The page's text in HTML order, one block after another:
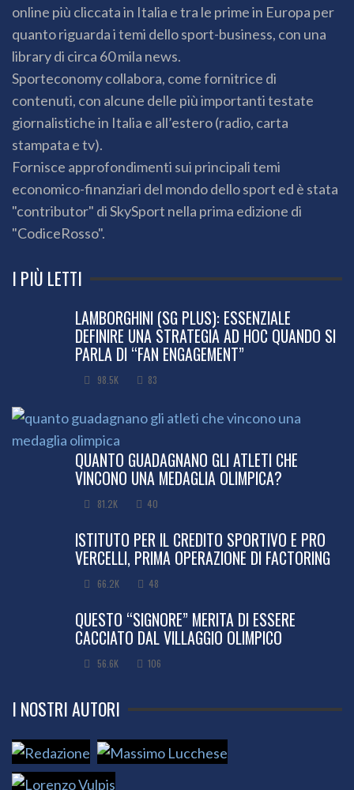
online più cliccata in Italia e tra le prime in Europa per
quanto riguarda i temi dello sport-business, con una
library di circa 60 mila news.
Sporteconomy collabora, come fornitrice di
contenuti, con alcune delle più importanti testate
giornalistiche in Italia e all’estero (radio, carta
stampata e tv).
Fornisce approfondimenti sui principali temi
economico-finanziari del mondo dello sport ed è stata
"contributor" di SkySport nella prima edizione di
"CodiceRosso".
I PIÙ LETTI
LAMBORGHINI (SG PLUS): ESSENZIALE
DEFINIRE UNA STRATEGIA AD HOC QUANDO SI
PARLA DI “FAN ENGAGEMENT”
98.5K 83
QUANTO GUADAGNANO GLI ATLETI CHE
VINCONO UNA MEDAGLIA OLIMPICA?
81.2K 40
ISTITUTO PER IL CREDITO SPORTIVO E PRO
VERCELLI, PRIMA OPERAZIONE DI FACTORING
66.2K 48
QUESTO “SIGNORE” MERITA DI ESSERE
CACCIATO DAL VILLAGGIO OLIMPICO
56.6K 106
I NOSTRI AUTORI